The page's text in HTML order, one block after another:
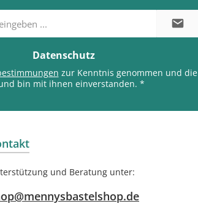
Datenschutz
zur Kenntnis genommen und die
bin mit ihnen einverstanden. *
und Beratung unter: